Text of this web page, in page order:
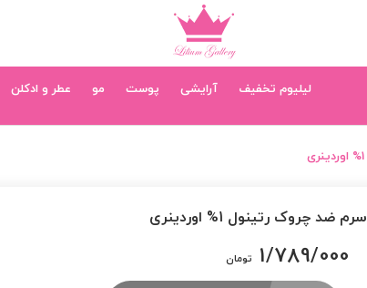
لیلیوم تخفیف آرایشی پوست مو عطر و ادکلن
سرم ضد چروک رتینول 1% اوردینری
1/789/000 تومان